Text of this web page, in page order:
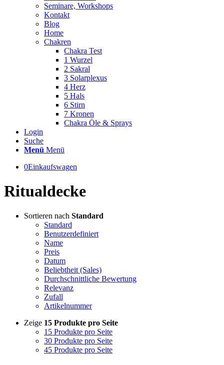
Seminare, Workshops
Kontakt
Blog
Home
Chakren
Chakra Test
1 Wurzel
2 Sakral
3 Solarplexus
4 Herz
5 Hals
6 Stirn
7 Kronen
Chakra Öle & Sprays
Login
Suche
Menü Menü
0Einkaufswagen
Ritualdecke
Sortieren nach Standard
Standard
Benutzerdefiniert
Name
Preis
Datum
Beliebtheit (Sales)
Durchschnittliche Bewertung
Relevanz
Zufall
Artikelnummer
Zeige 15 Produkte pro Seite
15 Produkte pro Seite
30 Produkte pro Seite
45 Produkte pro Seite